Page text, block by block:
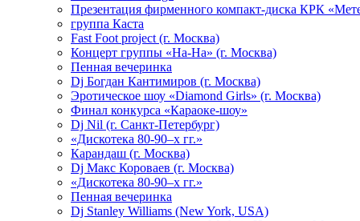
Презентация фирменного компакт-диска КРК
группа Каста
Fast Foot project (г. Москва)
Концерт группы «На-На» (г. Москва)
Пенная вечеринка
Dj Богдан Кантимиров (г. Москва)
Эротическое шоу «Diamond Girls» (г. Москва)
Финал конкурса «Караоке-шоу»
Dj Nil (г. Санкт-Петербург)
«Дискотека 80-90–х гг.»
Карандаш (г. Москва)
Dj Макс Короваев (г. Москва)
«Дискотека 80-90–х гг.»
Пенная вечеринка
Dj Stanley Williams (New York, USA)